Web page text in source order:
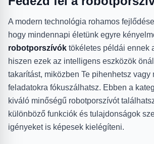
A modern technológia rohamos
hogy mindennapi életünk egyre
robotporszívók tökéletes példái ennek
hiszen ezek az intelligens eszközök
takarítást, miközben Te pihenhetsz vagy
feladatokra fókuszálhatsz. Ebben a
kiváló minőségű robotporszívót
különböző funkciók és tulajdonságok
igényeket is képesek kielégíteni.